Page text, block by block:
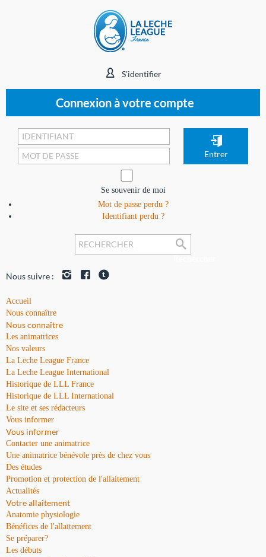
S'identifier
Connexion à votre compte
Se souvenir de moi
Mot de passe perdu ?
Identifiant perdu ?
Nous suivre :
Accueil
Nous connaître
Nous connaître
Les animatrices
Nos valeurs
La Leche League France
La Leche League International
Historique de LLL France
Historique de LLL International
Le site et ses rédacteurs
Vous informer
Vous informer
Contacter une animatrice
Une animatrice bénévole près de chez vous
Des études
Promotion et protection de l'allaitement
Actualités
Votre allaitement
Anatomie physiologie
Bénéfices de l'allaitement
Se préparer?
Les débuts